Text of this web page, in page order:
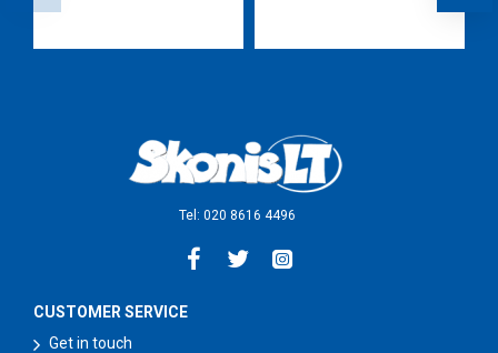
Tel: 020 8616 4496
CUSTOMER SERVICE
Get in touch